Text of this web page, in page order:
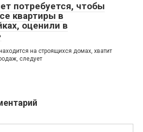
потребуется, чтобы
квартиры в
оценили в
на строящихся домах, хватит
следует